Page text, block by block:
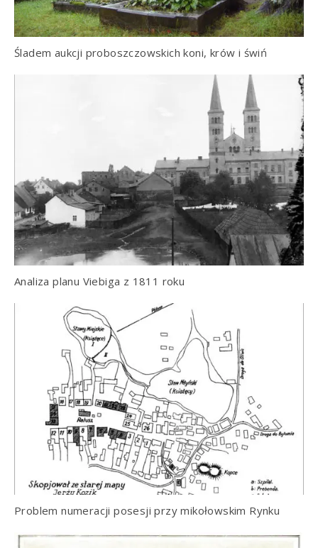
Śladem aukcji proboszczowskich koni, krów i świń
Analiza planu Viebiga z 1811 roku
Problem numeracji posesji przy mikołowskim Rynku